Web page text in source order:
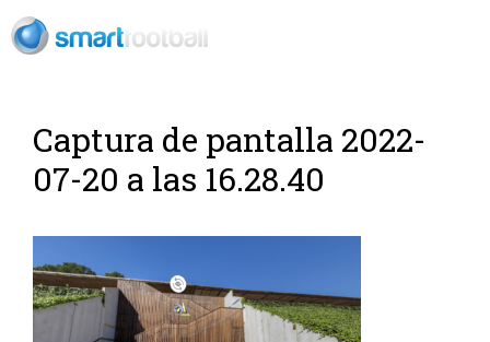
Captura de pantalla 2022-
07-20 a las 16.28.40